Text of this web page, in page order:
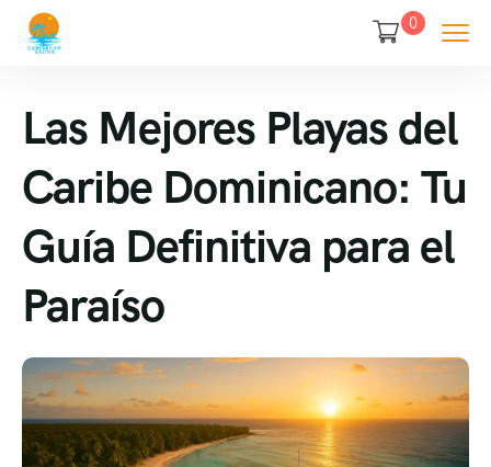
0
Las Mejores Playas del
Caribe Dominicano: Tu
Guía Definitiva para el
Paraíso